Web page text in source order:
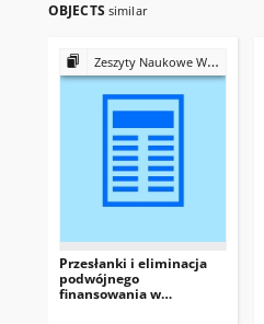
OBJECTS similar
Zeszyty Naukowe Wyższej Szkoły Bankowej we Wrocławiu
Przesłanki i eliminacja
podwójnego
finansowania w